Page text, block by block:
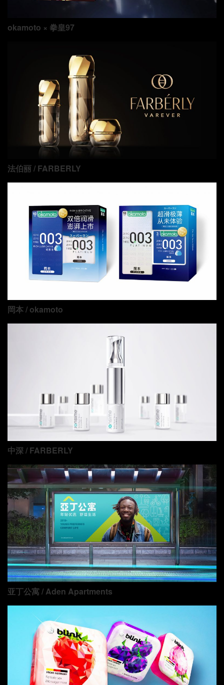
okamoto × 拳皇97
法伯丽 / FARBERLY
岡本 / okamoto
中深 / FARBERLY
亚丁公寓 / Aden Apartments